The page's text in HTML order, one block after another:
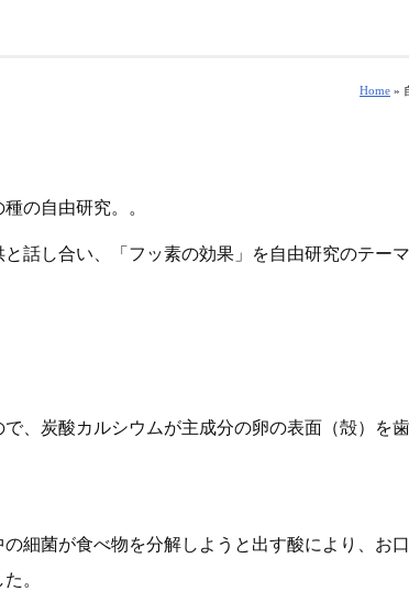
Home »
の自由研究。。
話し合い、「フッ素の効果」を自由研究のテー
、炭酸カルシウムが主成分の卵の表面（殻）を
細菌が食べ物を分解しようと出す酸により、お
。